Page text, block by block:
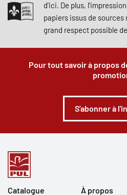
d'ici. De plus,
papiers issus de sources
grand respect possible
Pour tout savoir à propos
S'abonner à
Catalogue À propos